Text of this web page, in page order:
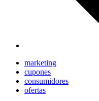
marketing
cupones
consumidores
ofertas